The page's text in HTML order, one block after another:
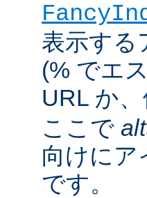
表示する
(% でエ
URL か
ここで
向けにア
です。